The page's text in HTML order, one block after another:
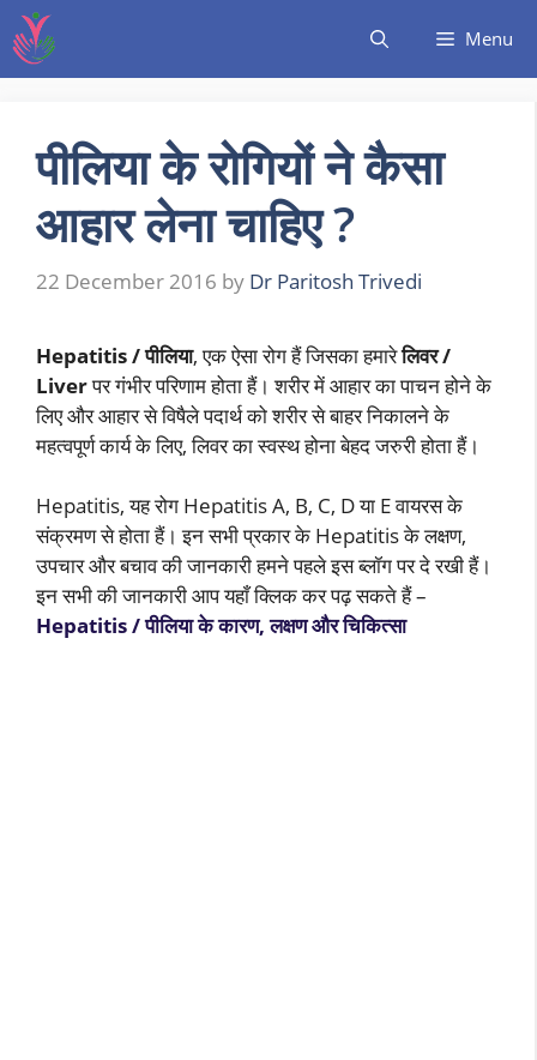
Menu
पीलिया के रोगियों ने कैसा
आहार लेना चाहिए ?
22 December 2016 by Dr Paritosh Trivedi
Hepatitis / पीलिया, एक ऐसा रोग हैं जिसका हमारेलिवर /
Liverपर गंभीर परिणाम होता हैं। शरीर में आहार का पाचन होने के
लिए और आहार से विषैले पदार्थ को शरीर से बाहर निकालने के
महत्वपूर्ण कार्य के लिए, लिवर का स्वस्थ होना बेहद जरुरी होता हैं।
Hepatitis, यह रोग Hepatitis A, B, C, D या E वायरस के
संक्रमण से होता हैं। इन सभी प्रकार के Hepatitis के लक्षण,
उपचार और बचाव की जानकारी हमने पहले इस ब्लॉग पर दे रखी हैं।
इन सभी की जानकारी आप यहाँ क्लिक कर पढ़ सकते हैं –
Hepatitis / पीलिया के कारण, लक्षण और चिकित्सा